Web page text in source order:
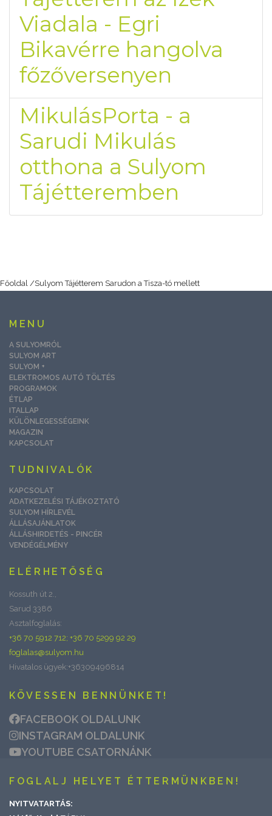
Viadala - Egri
Bikavérre hangolva
főzőversenyen
MikulásPorta - a
Sarudi Mikulás
otthona a Sulyom
Tájétteremben
Főoldal /Sulyom Tájétterem Sarudon a Tisza-tó mellett
MENU
A SULYOMRÓL
SULYOM ART
SULYOM +
ELEKTROMOS AUTÓ TÖLTÉS
PROGRAMOK
ÉTLAP
ITALLAP
KÜLÖNLEGESSÉGEINK
MAGAZIN
KAPCSOLAT
TUDNIVALÓK
KAPCSOLAT
ADATKEZELÉSI TÁJÉKOZTATÓ
SULYOM HÍRLEVÉL
ÁLLÁSAJÁNLATOK
ÁLLÁSHIRDETÉS - PINCÉR
VENDÉGÉLMÉNY
ELÉRHETŐSÉG
Kossuth út 2.,
Sarud 3386
Asztalfoglalás:
+36 70 5912 712; +36 70 5299 92 29
foglalas@sulyom.hu
Hivatalos ügyek:+36309496814
KÖVESSEN BENNÜNKET!
FACEBOOK OLDALUNK
INSTAGRAM OLDALUNK
YOUTUBE CSATORNÁNK
FOGLALJ HELYET ÉTTERMÜNKBEN!
NYITVATARTÁS: